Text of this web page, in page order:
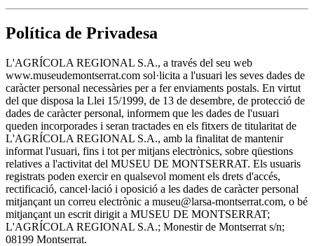
Política de Privadesa
L'AGRÍCOLA REGIONAL S.A., a través del seu web
www.museudemontserrat.com sol·licita a l'usuari les seves dades de
caràcter personal necessàries per a fer enviaments postals. En virtut
del que disposa la Llei 15/1999, de 13 de desembre, de protecció de
dades de caràcter personal, informem que les dades de l'usuari
queden incorporades i seran tractades en els fitxers de titularitat de
L'AGRÍCOLA REGIONAL S.A., amb la finalitat de mantenir
informat l'usuari, fins i tot per mitjans electrònics, sobre qüestions
relatives a l'activitat del MUSEU DE MONTSERRAT. Els usuaris
registrats poden exercir en qualsevol moment els drets d'accés,
rectificació, cancel·lació i oposició a les dades de caràcter personal
mitjançant un correu electrònic a museu@larsa-montserrat.com, o bé
mitjançant un escrit dirigit a MUSEU DE MONTSERRAT;
L'AGRÍCOLA REGIONAL S.A.; Monestir de Montserrat s/n;
08199 Montserrat.